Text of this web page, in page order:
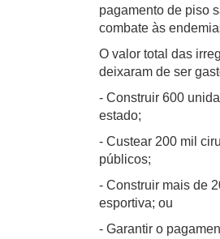
pagamento de piso
combate às
O valor total das
deixaram de ser
- Construir 600
estado;
- Custear 200 mil
públicos;
- Construir mais de
esportiva; ou
- Garantir o